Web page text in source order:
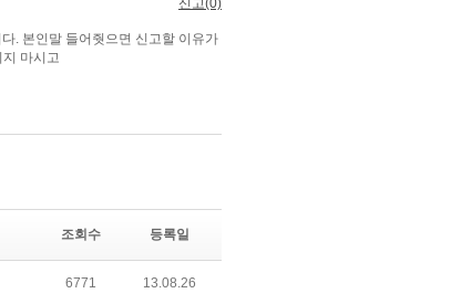
조회수 등록일
6771 13.08.26